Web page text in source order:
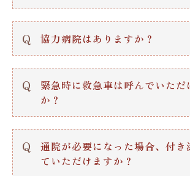
にご入居となります。
詳細はこちらをご覧ください
ットとの面会が可能です。
す。
費用 : 月額5,500円（税込、
A.
中心静脈栄養…ポート、PICC
ル 静脈点滴・皮下点滴・CAC
栄養（胃ろう・経鼻） 喀痰吸
尿・膀胱留置カテーテル 持続
ジ 輸血 セラピストによる機能
下訓練セラピストによる機能
訓練 などが可能です。
Q 協力病院はありますか？
A.
ります。
詳細はこちらをご覧ください
Q
緊急時に救急車は呼んでいただ
か？
A.
科）が対応するか、
救急車で提携医療機関に搬送
なります。
Q
通院が必要になった場合、付き
ていただけますか？